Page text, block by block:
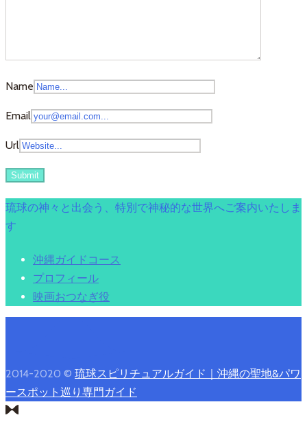
Name
Email
Url
琉球の神々と出会う、特別で神秘的な世界へご案内いたしま
す
沖縄ガイドコース
プロフィール
映画おつなぎ役
2014-2020 © 琉球スピリチュアルガイド｜沖縄の聖地&パワ
ースポット巡り専門ガイド